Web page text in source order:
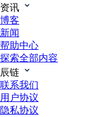
资讯
博客
新闻
帮助中心
探索全部内容
辰链
联系我们
用户协议
隐私协议